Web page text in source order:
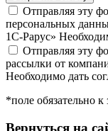
Отправляя эту
персональных
1С-Рарус»
Отправляя эту
рассылки от
Необходимо дать
*поле обязательно
Вернуться на